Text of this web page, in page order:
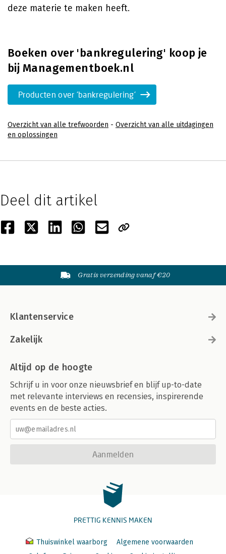
deze materie te maken heeft.
Boeken over 'bankregulering' koop je
bij Managementboek.nl
Producten over 'bankregulering'
Overzicht van alle trefwoorden - Overzicht van alle uitdagingen
en oplossingen
Deel dit artikel
Gratis verzending vanaf €20
Klantenservice
Zakelijk
Altijd op de hoogte
Schrijf u in voor onze nieuwsbrief en blijf up-to-date
met relevante interviews en recensies, inspirerende
events en de beste acties.
Aanmelden
PRETTIG KENNIS MAKEN
Thuiswinkel waarborg
Algemene voorwaarden